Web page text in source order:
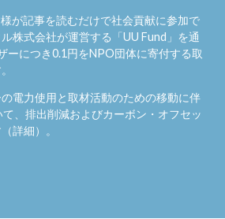
が記事を読むだけで社会貢献に参加で
株式会社が運営する「UU Fund 」を通
ーにつき0.1円をNPO団体に寄付する取
電力使用と取材活動のための移動に伴
、排出削減およびカーボン・オフセッ
詳細）。